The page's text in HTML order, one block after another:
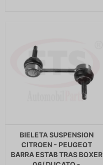
BIELETA SUSPENSION
CITROEN - PEUGEOT
BARRA ESTAB TRAS BOXER